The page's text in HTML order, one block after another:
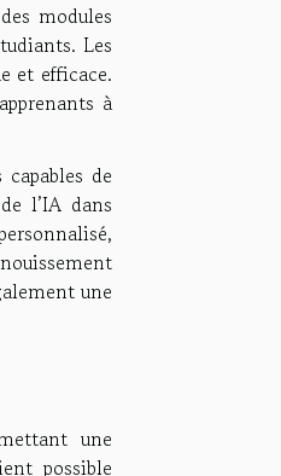
modules
Les
et efficace.
à
de
l’IA dans
une
une
possible